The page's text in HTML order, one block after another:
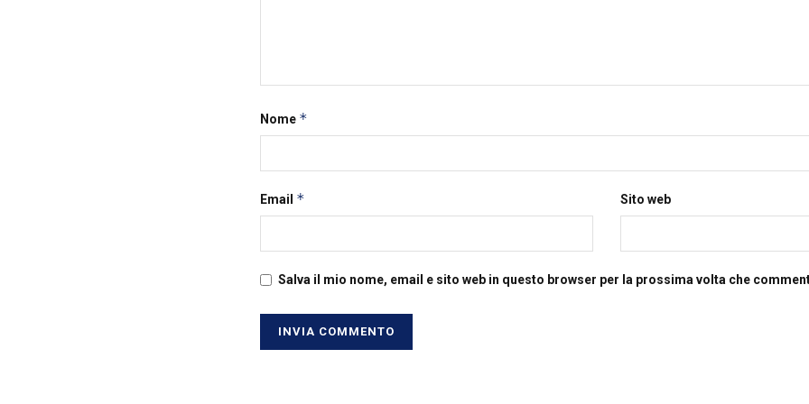
Nome *
Email * Sito web
Salva il mio nome, email e sito web in questo browser per la prossima volta che